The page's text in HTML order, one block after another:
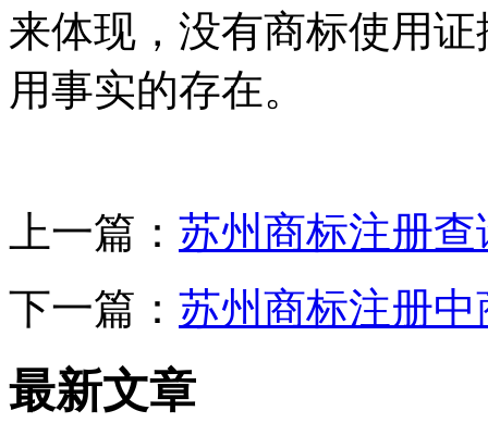
来体现，没有商标使用
用事实的存在。
上一篇： 苏州商标注册查
下一篇： 苏州商标注册
最新文章